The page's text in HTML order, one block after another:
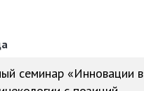
семинар «Инновации в